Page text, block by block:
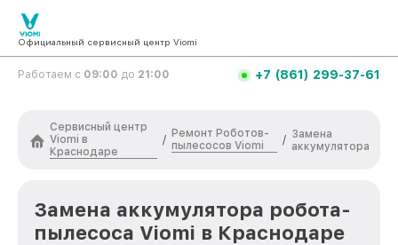
Официальный сервисный центр Viomi
Работаем с 09:00 до 21:00 +7 (861) 299-37-61
Сервисный центр
Viomi в
Краснодаре
/
Ремонт Роботов-
пылесосов Viomi
/ Замена
аккумулятора
Замена аккумулятора робота-
пылесоса Viomi в Краснодаре